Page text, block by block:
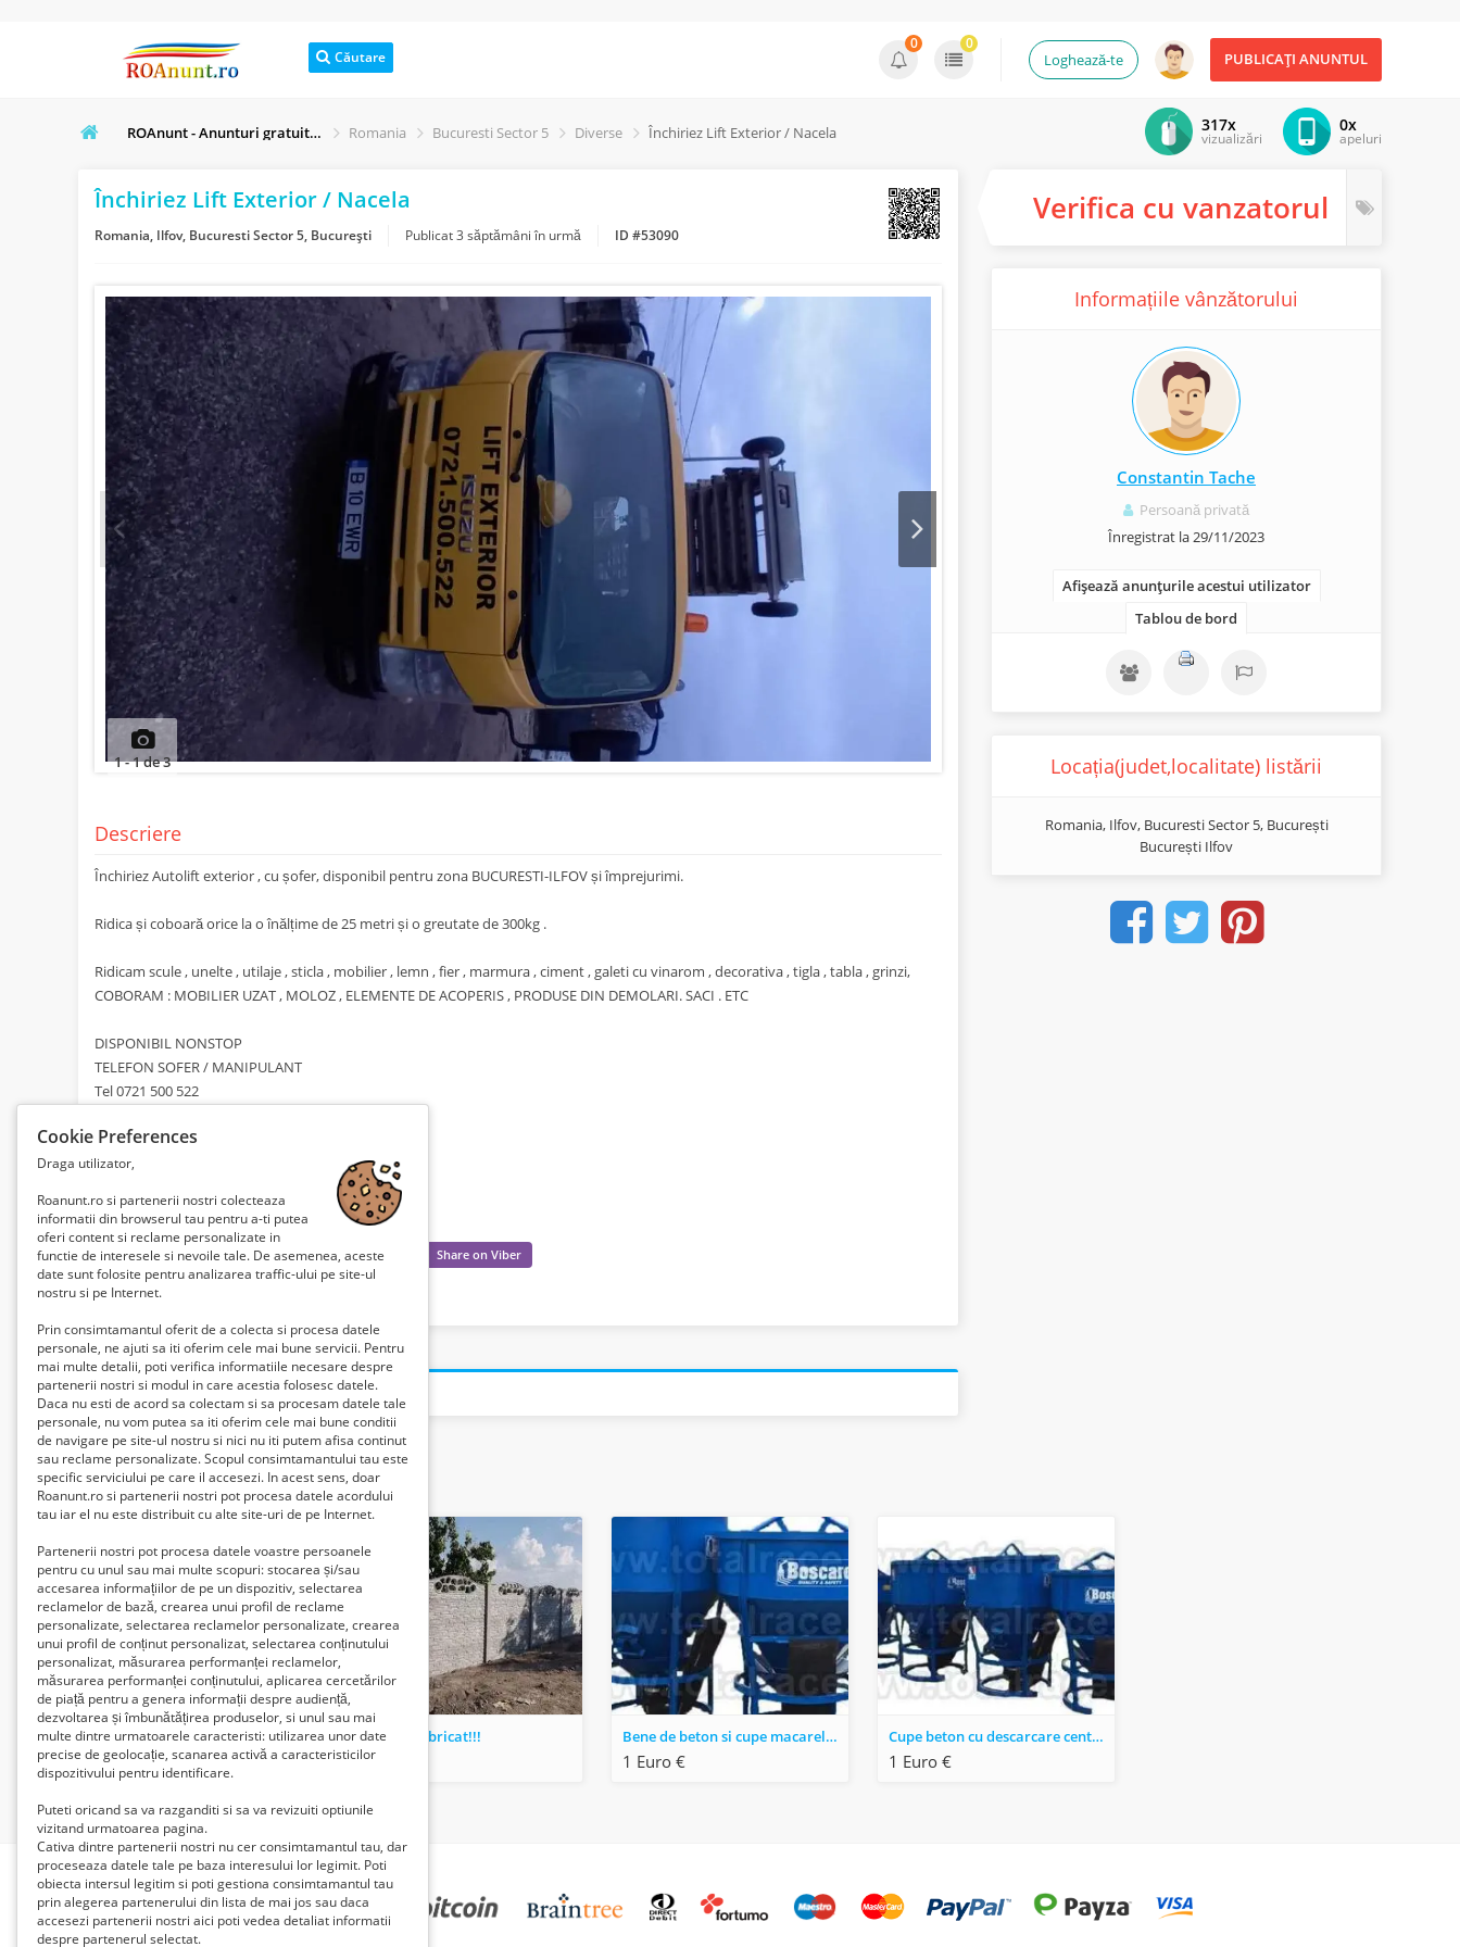
Căutare PUBLICAȚI ANUNTUL
Loghează-te
0 0
ROAnunt - Anunturi gratuite online Romania Bucuresti Sector 5 Diverse Închiriez Lift Exterior / Nacela 0x
apeluri
317x
vizualizări
Închiriez Lift Exterior / Nacela
Romania, Ilfov, Bucuresti Sector 5, București Publicat3 săptămâni în urmă ID #53090
Prev
1-1de3
Descriere
Închiriez Autolift exterior , cu șofer, disponibil pentru zona BUCURESTI-ILFOV și împrejurimi.
Ridica și coboară orice la o înălțime de 25 metri și o greutate de 300kg .
Ridicam scule , unelte , utilaje , sticla , mobilier , lemn , fier , marmura , ciment , galeti cu vinarom , decorativa , tigla , tabla , grinzi,
COBORAM : MOBILIER UZAT , MOLOZ , ELEMENTE DE ACOPERIS , PRODUSE DIN DEMOLARI. SACI . ETC
DISPONIBIL NONSTOP
TELEFON SOFER / MANIPULANT
Tel 0721 500 522
Verifica cu vanzatorul
Informațiile vânzătorului
Constantin Tache
Persoană privată
Înregistrat la 29/11/2023
Afișează anunțurile acestui utilizator
Tablou de bord
Locația(judet,localitate) listării
Romania, Ilfov, Bucuresti Sector 5, București
București Ilfov
Related listings
Aparat de recuperare antispasmic MOTOmed Viva 1
4800 Lei
gard prefabricat!!!
130 Lei
Bene de beton si cupe macarele cu diferite capacitati pana la 2 mc
1 Euro €
Cupe beton cu descarcare centrala si laterala
1 Euro €
Cookie Preferences
Draga utilizator,
Roanunt.ro si partenerii nostri colecteaza
informatii din browserul tau pentru a-ti putea
oferi content si reclame personalizate in
functie de interesele si nevoile tale. De asemenea, aceste
date sunt folosite pentru analizarea traffic-ului pe site-ul
nostru si pe Internet.
Prin consimtamantul oferit de a colecta si procesa datele
personale, ne ajuti sa iti oferim cele mai bune servicii. Pentru
mai multe detalii, poti verifica informatiile necesare despre
partenerii nostri si modul in care acestia folosesc datele.
Daca nu esti de acord sa colectam si sa procesam datele tale
personale, nu vom putea sa iti oferim cele mai bune conditii
de navigare pe site-ul nostru si nici nu iti putem afisa continut
sau reclame personalizate. Scopul consimtamantului tau este
specific serviciului pe care il accesezi. In acest sens, doar
Roanunt.ro si partenerii nostri pot procesa datele acordului
tau iar el nu este distribuit cu alte site-uri de pe Internet.
Partenerii nostri pot procesa datele voastre persoanele
pentru cu unul sau mai multe scopuri: stocarea și/sau
accesarea informațiilor de pe un dispozitiv, selectarea
reclamelor de bază, crearea unui profil de reclame
personalizate, selectarea reclamelor personalizate, crearea
unui profil de conținut personalizat, selectarea conținutului
personalizat, măsurarea performanței reclamelor,
măsurarea performanței conținutului, aplicarea cercetărilor
de piață pentru a genera informații despre audiență,
dezvoltarea și îmbunătățirea produselor, si unul sau mai
multe dintre urmatoarele caracteristi: utilizarea unor date
precise de geolocație, scanarea activă a caracteristicilor
dispozitivului pentru identificare.
Puteti oricand sa va razganditi si sa va revizuiti optiunile
vizitand urmatoarea pagina.
Cativa dintre partenerii nostri nu cer consimtamantul tau, dar
proceseaza datele tale pe baza interesului lor legimit. Poti
obiecta intersul legitim si poti gestiona consimtamantul tau
prin alegerea partenerului din lista de mai jos sau daca
accesezi partenerii nostri aici poti vedea detaliat informatii
despre partenerul selectat.
PARTENERII NOȘTRI